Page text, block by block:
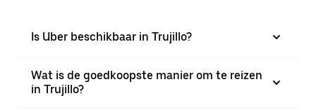
Is Uber beschikbaar in Trujillo?
Wat is de goedkoopste manier om te reizen
in Trujillo?